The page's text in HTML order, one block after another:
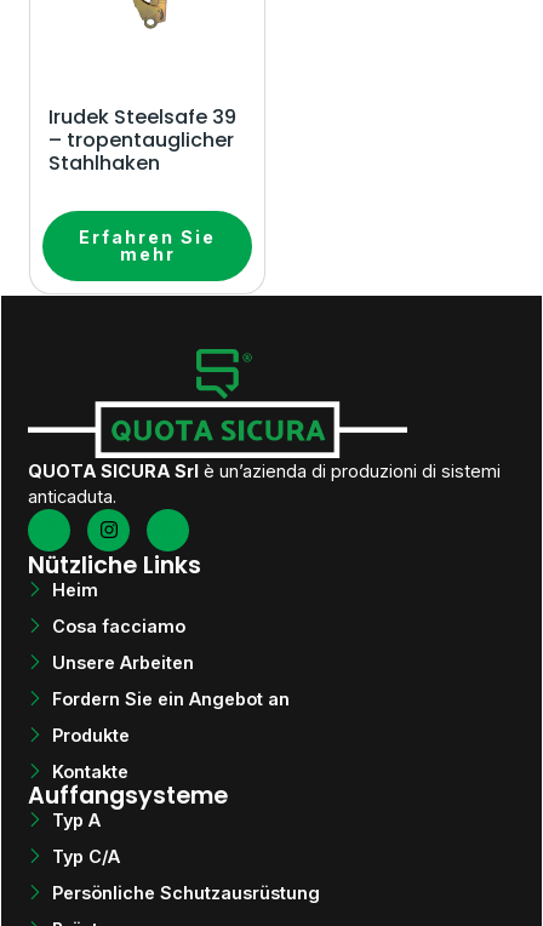
Irudek Steelsafe 39
– tropentauglicher
Stahlhaken
Erfahren Sie
mehr
QUOTA SICURA Srl è un’azienda di produzioni di sistemi
anticaduta.
Nützliche Links
Heim
Cosa facciamo
Unsere Arbeiten
Fordern Sie ein Angebot an
Produkte
Kontakte
Auffangsysteme
Typ A
Typ C/A
Persönliche Schutzausrüstung